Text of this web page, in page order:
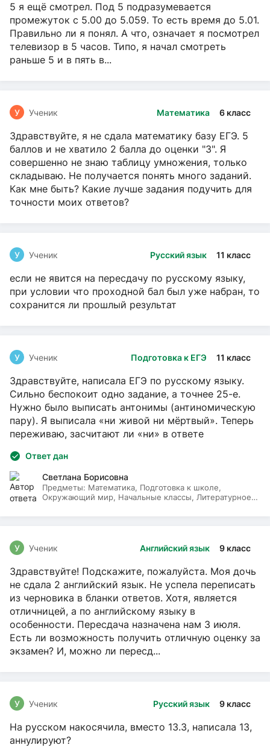
5 я ещё смотрел. Под 5 подразумевается
промежуток с 5.00 до 5.059. То есть время до 5.01.
Правильно ли я понял. А что, означает я посмотрел
телевизор в 5 часов. Типо, я начал смотреть
раньше 5 и в пять в...
Математика 6 класс
У Ученик
Здравствуйте, я не сдала математику базу ЕГЭ. 5
баллов и не хватило 2 балла до оценки "3". Я
совершенно не знаю таблицу умножения, только
складываю. Не получается понять много заданий.
Как мне быть? Какие лучше задания подучить для
точности моих ответов?
Русский язык 11 класс
У Ученик
если не явится на пересдачу по русскому языку,
при условии что проходной бал был уже набран, то
сохранится ли прошлый результат
Подготовка к ЕГЭ 11 класс
У Ученик
Здравствуйте, написала ЕГЭ по русскому языку.
Сильно беспокоит одно задание, а точнее 25-е.
Нужно было выписать антонимы (антиномическую
пару). Я выписала «ни живой ни мёртвый». Теперь
переживаю, засчитают ли «ни» в ответе
Ответ дан
Светлана Борисовна
Предметы: Математика, Подготовка к школе,
Окружающий мир, Начальные классы, Литературное
Английский язык 9 класс
У Ученик
Здравствуйте! Подскажите, пожалуйста. Моя дочь
не сдала 2 английский язык. Не успела переписать
из черновика в бланки ответов. Хотя, является
отличницей, а по английскому языку в
особенности. Пересдача назначена нам 3 июля.
Есть ли возможность получить отличную оценку за
экзамен? И, можно ли пересд...
Русский язык 9 класс
У Ученик
На русском накосячила, вместо 13.3, написала 13,
аннулируют?